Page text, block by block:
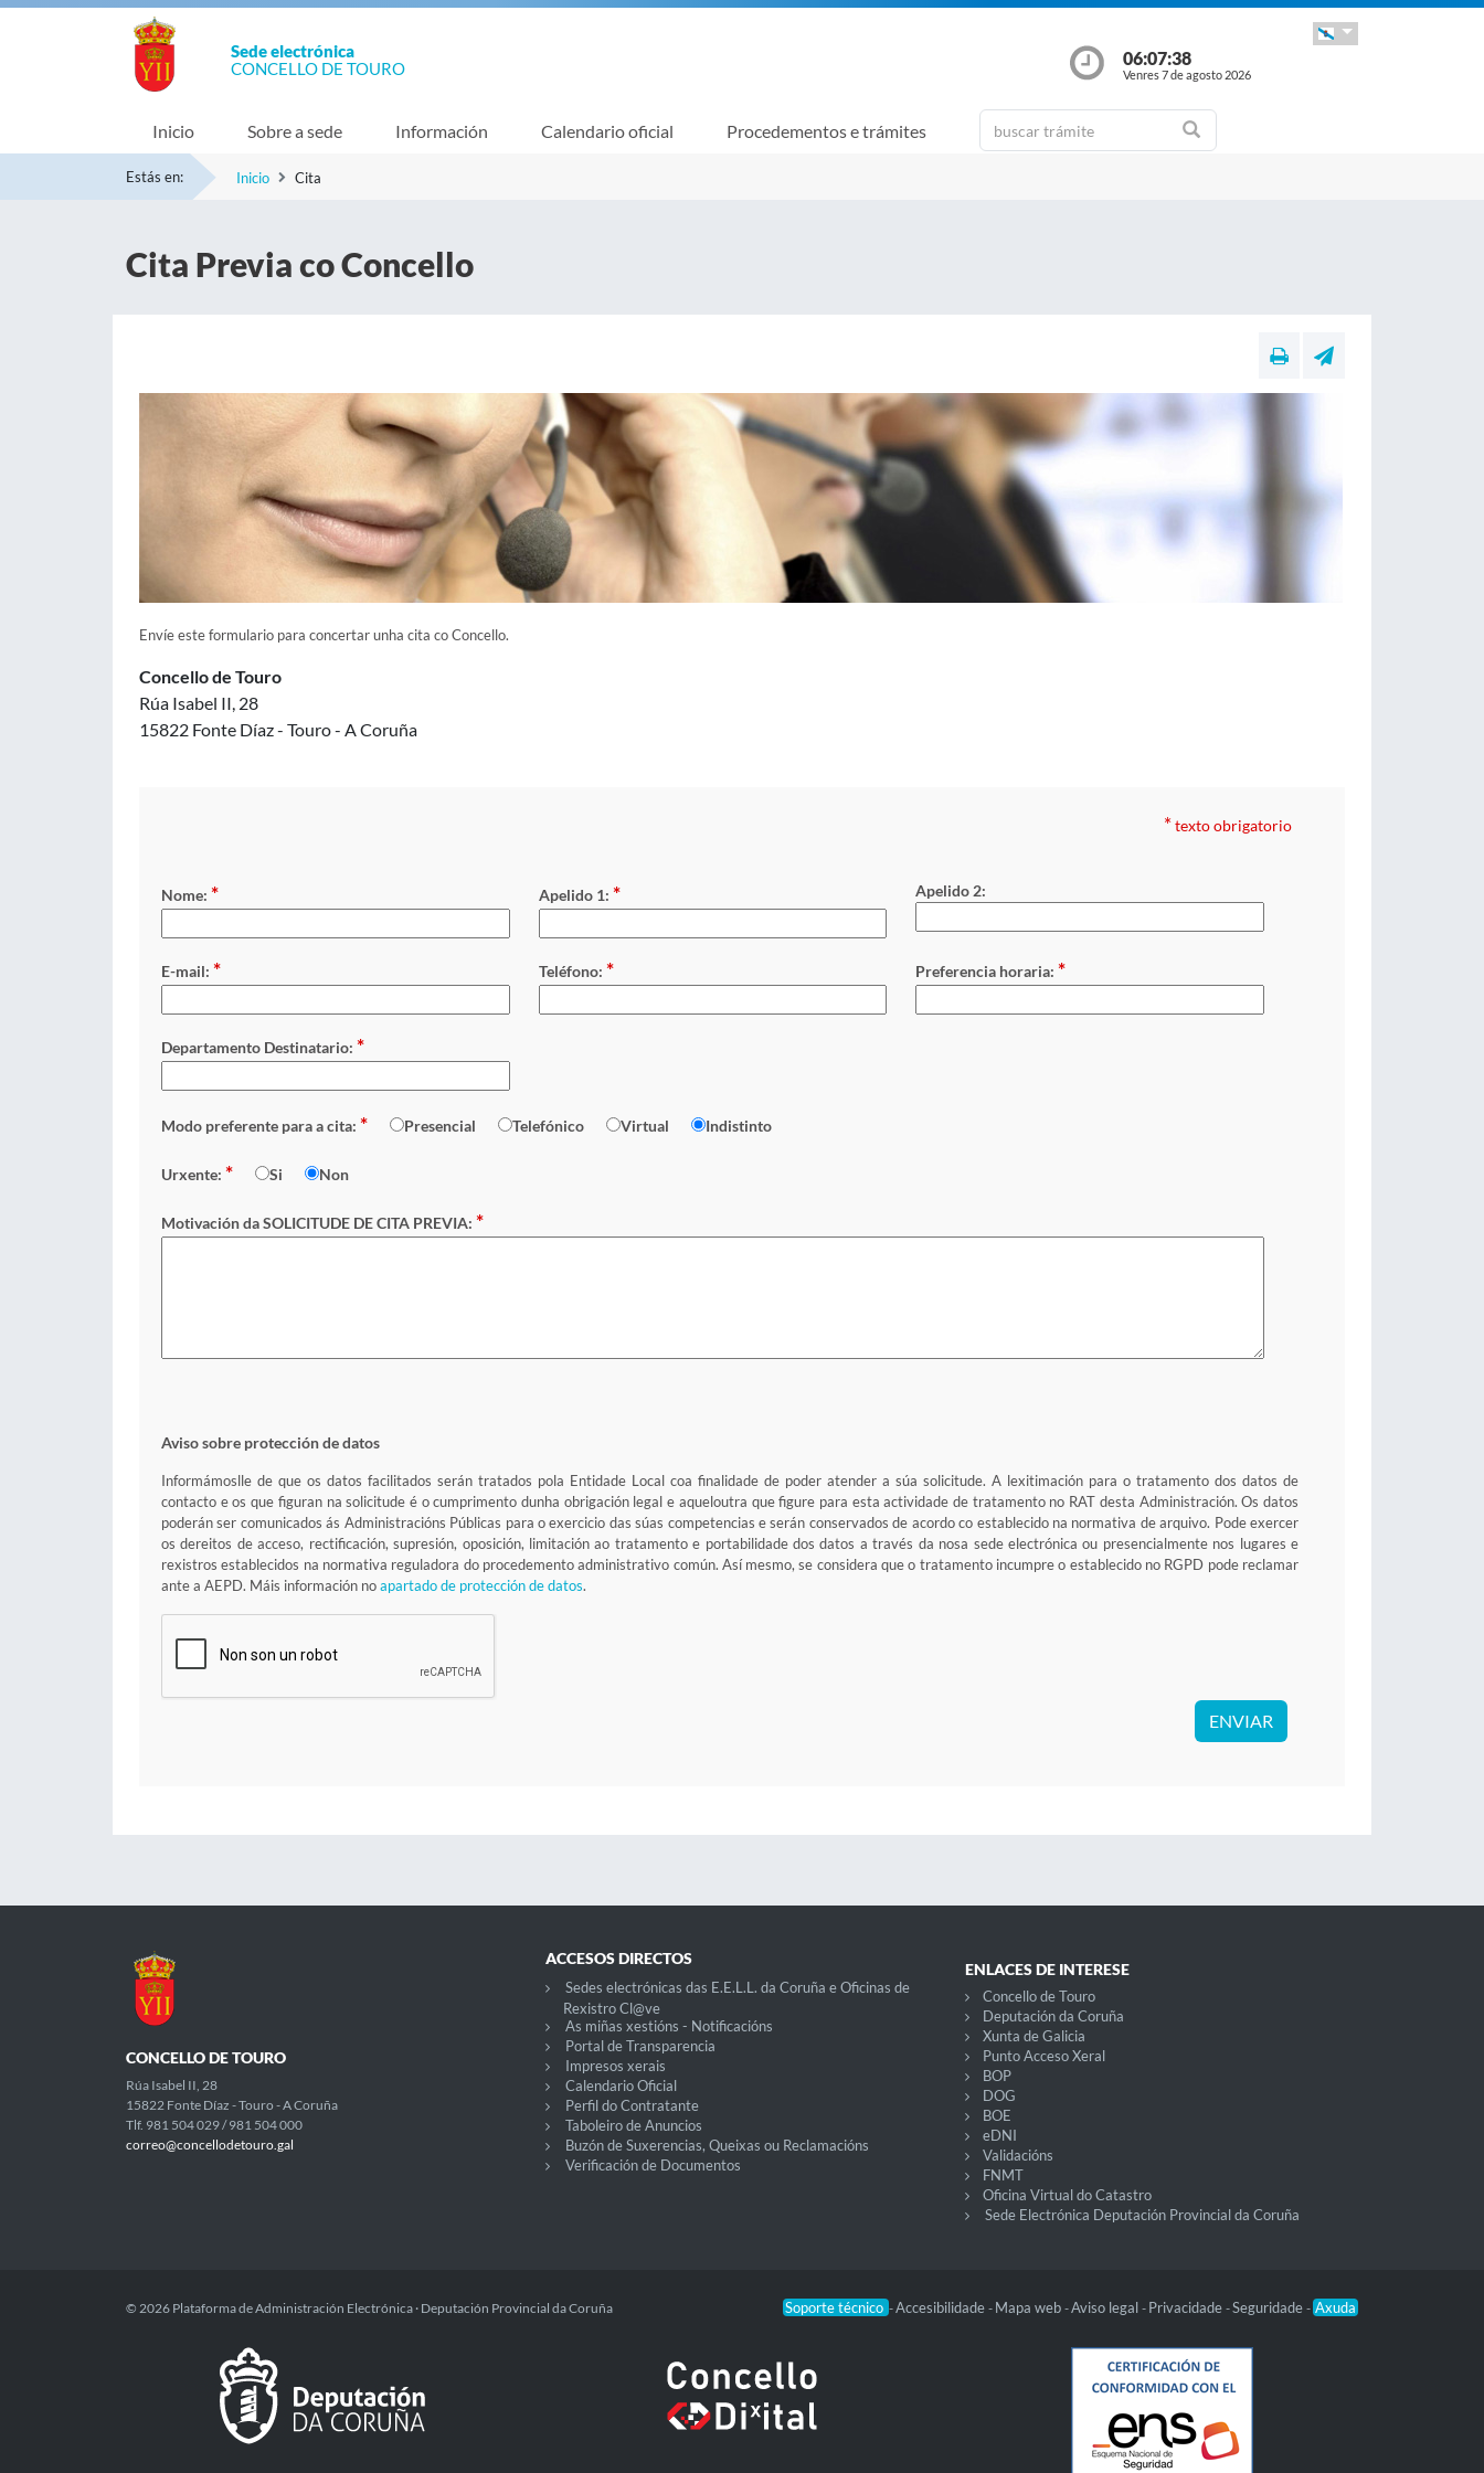
Sede electrónica
CONCELLO DE TOURO
06:07:40
Venres 7 de agosto 2026
Inicio Sobre a sede Información Calendario oficial Procedementos e trámites
Estás en: Inicio Cita
Cita Previa co Concello
Envíe este formulario para concertar unha cita co Concello.
Concello de Touro
Rúa Isabel II, 28
15822 Fonte Díaz - Touro - A Coruña
*texto obrigatorio
Nome: * Apelido 1: * Apelido 2:
E-mail: * Teléfono: * Preferencia horaria: *
Departamento Destinatario: *
Modo preferente para a cita: * Presencial Telefónico Virtual Indistinto
Urxente: * Si Non
Motivación da SOLICITUDE DE CITA PREVIA: *
Aviso sobre protección de datos
Informámoslle de que os datos facilitados serán tratados pola Entidade Local coa finalidade de poder atender a súa solicitude. A lexitimación para o tratamento dos datos de
contacto e os que figuran na solicitude é o cumprimento dunha obrigación legal e aqueloutra que figure para esta actividade de tratamento no RAT desta Administración. Os datos
poderán ser comunicados ás Administracións Públicas para o exercicio das súas competencias e serán conservados de acordo co establecido na normativa de arquivo. Pode exercer
os dereitos de acceso, rectificación, supresión, oposición, limitación ao tratamento e portabilidade dos datos a través da nosa sede electrónica ou presencialmente nos lugares e
rexistros establecidos na normativa reguladora do procedemento administrativo común. Así mesmo, se considera que o tratamento incumpre o establecido no RGPD pode reclamar
ante a AEPD. Máis información noapartado de protección de datos.
ENVIAR
CONCELLO DE TOURO
Rúa Isabel II, 28
15822 Fonte Díaz - Touro - A Coruña
Tlf. 981 504 029 / 981 504 000
correo@concellodetouro.gal
ACCESOS DIRECTOS
Sedes electrónicas das E.E.L.L. da Coruña e Oficinas de
Rexistro Cl@ve
As miñas xestións - Notificacións
Portal de Transparencia
Impresos xerais
Calendario Oficial
Perfil do Contratante
Taboleiro de Anuncios
Buzón de Suxerencias, Queixas ou Reclamacións
Verificación de Documentos
ENLACES DE INTERESE
Concello de Touro
Deputación da Coruña
Xunta de Galicia
Punto Acceso Xeral
BOP
DOG
BOE
eDNI
Validacións
FNMT
Oficina Virtual do Catastro
Sede Electrónica Deputación Provincial da Coruña
Soporte técnico -Accesibilidade - Mapa web -Aviso legal - Privacidade -Seguridade - Axuda
© 2026 Plataforma de Administración Electrónica · Deputación Provincial da Coruña